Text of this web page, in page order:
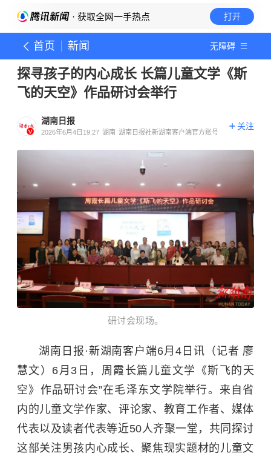
· 获取全网一手热点 打开
首页 新闻 无障碍
探寻孩子的内心成长 长篇儿童文学《斯
飞的天空》作品研讨会举行
湖南日报
2026年6月4日19:27 湖南 湖南日报社新湖南客户端官方账号
关注
研讨会现场。​
湖南日报·新湖南客户端6月4日讯（记者 廖
慧文）6月3日，周霞长篇儿童文学《斯飞的天
空》作品研讨会”在毛泽东文学院举行。来自省
内的儿童文学作家、评论家、教育工作者、媒体
代表以及读者代表等近50人齐聚一堂，共同探讨
这部关注男孩内心成长、聚焦现实题材的儿童文